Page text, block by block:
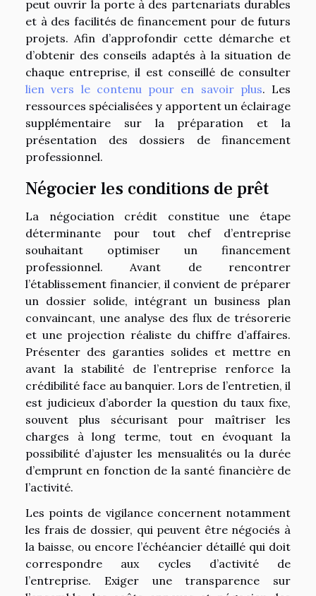
peut ouvrir la porte à des partenariats durables
et à des facilités de financement pour de futurs
projets. Afin d’approfondir cette démarche et
d’obtenir des conseils adaptés à la situation de
chaque entreprise, il est conseillé de consulter
lien vers le contenu pour en savoir plus. Les
ressources spécialisées y apportent un éclairage
supplémentaire sur la préparation et la
présentation des dossiers de financement
professionnel.
Négocier les conditions de prêt
La négociation crédit constitue une étape
déterminante pour tout chef d’entreprise
souhaitant optimiser un financement
professionnel. Avant de rencontrer
l’établissement financier, il convient de préparer
un dossier solide, intégrant un business plan
convaincant, une analyse des flux de trésorerie
et une projection réaliste du chiffre d’affaires.
Présenter des garanties solides et mettre en
avant la stabilité de l’entreprise renforce la
crédibilité face au banquier. Lors de l’entretien, il
est judicieux d’aborder la question du taux fixe,
souvent plus sécurisant pour maîtriser les
charges à long terme, tout en évoquant la
possibilité d’ajuster les mensualités ou la durée
d’emprunt en fonction de la santé financière de
l’activité.
Les points de vigilance concernent notamment
les frais de dossier, qui peuvent être négociés à
la baisse, ou encore l’échéancier détaillé qui doit
correspondre aux cycles d’activité de
l’entreprise. Exiger une transparence sur